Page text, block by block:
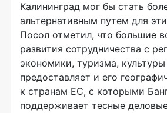
Калининград мог бы стать
альтернативным путем для
Посол отметил, что большие
развития сотрудничества с
экономики, туризма,
предоставляет и его
к странам ЕС, с которыми
поддерживает тесные